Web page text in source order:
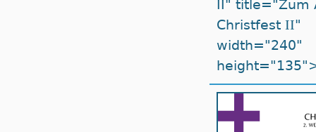
II" title="Zum
Christfest II"
width="240"